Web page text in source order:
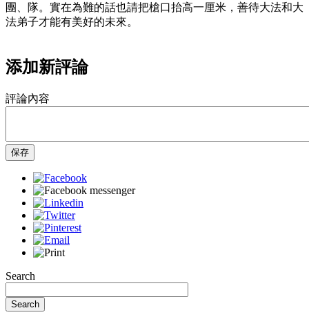
團、隊。實在為難的話也請把槍口抬高一厘米，善待大法和大
法弟子才能有美好的未來。
添加新評論
評論內容
保存
Search
Search